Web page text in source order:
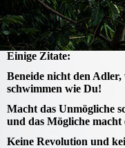
Einige Zitate:
Beneide nicht den
schwimmen wie Du!
Macht das Unmögliche
und das Mögliche macht
Keine Revolution und